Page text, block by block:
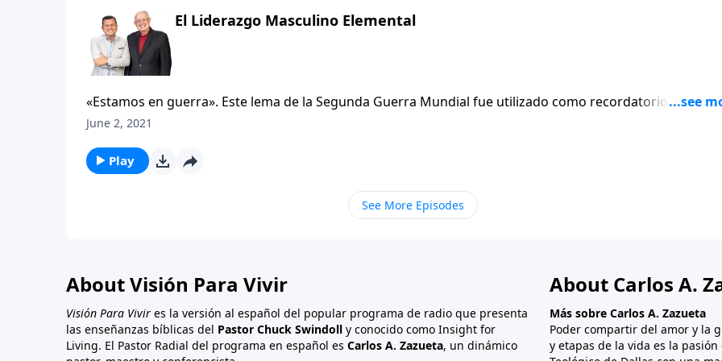
El Liderazgo Masculino Elemental
«Estamos en guerra». Este lema de la Segunda Guerra Mundial fue utilizado como recordatorio para
racionar los bienes, debido a la guerra. Con una pequeña modificación, podríamos adoptar este lema
la Primera Guerra Mundial mostraba al Tío Sam (quien es la representación del gobierno
apuntando el dedo hacia uno, diciendo, «¡Yo te necesito!». ¿Qué es lo que es necesitado
en esta guerra cultural? Liderazgo masculino.
June 2, 2021
Play
See More Episodes
About Visión Para Vivir
Visión Para Vivir es la versión al español del popular programa de radio que presenta
las enseñanzas bíblicas del Pastor Chuck Swindoll y conocido como Insight for
Living. El Pastor Radial del programa en español es Carlos A. Zazueta, un dinámico
About Carlos A.
Más sobre Carlos A. Zazueta
Poder compartir del amor y la
y etapas de la vida es la